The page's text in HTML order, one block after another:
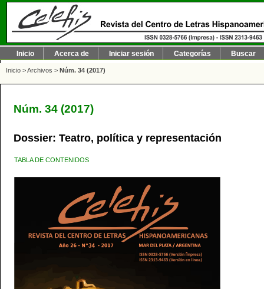
Inicio Acerca de Iniciar sesión Categorías Buscar
Inicio >Archivos > Núm. 34 (2017)
Núm. 34 (2017)
Dossier: Teatro, política y representación
TABLA DE CONTENIDOS